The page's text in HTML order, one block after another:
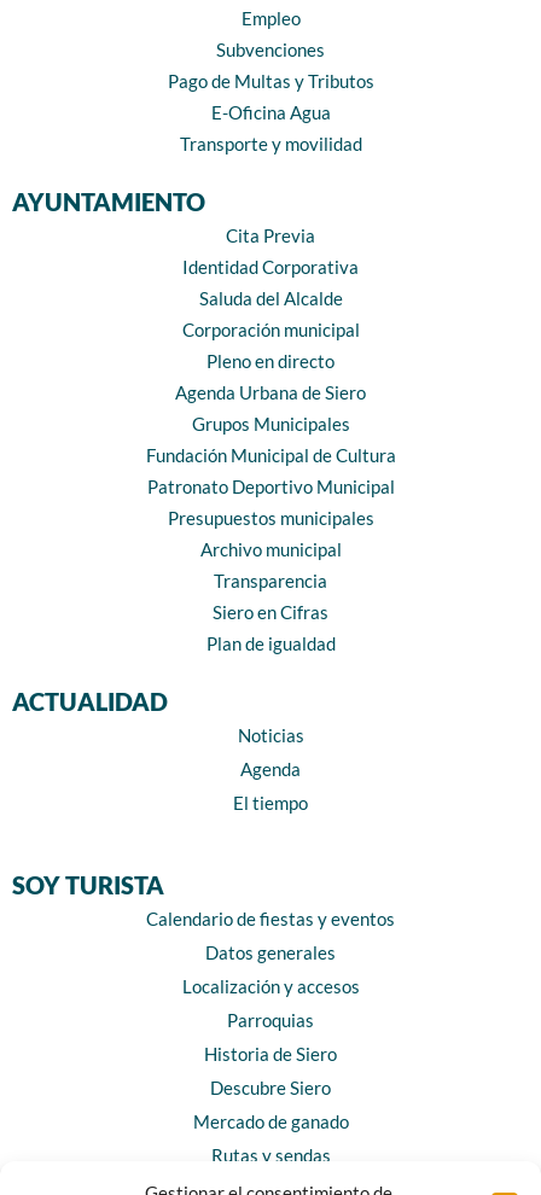
Empleo
Subvenciones
Pago de Multas y Tributos
E-Oficina Agua
Transporte y movilidad
AYUNTAMIENTO
Cita Previa
Identidad Corporativa
Saluda del Alcalde
Corporación municipal
Pleno en directo
Agenda Urbana de Siero
Grupos Municipales
Fundación Municipal de Cultura
Patronato Deportivo Municipal
Presupuestos municipales
Archivo municipal
Transparencia
Siero en Cifras
Plan de igualdad
ACTUALIDAD
Noticias
Agenda
El tiempo
SOY TURISTA
Calendario de fiestas y eventos
Datos generales
Localización y accesos
Parroquias
Historia de Siero
Descubre Siero
Mercado de ganado
Rutas y sendas